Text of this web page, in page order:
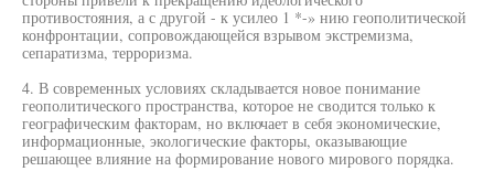
противостояния, а с другой - к усилео 1 *-» нию геополитической
конфронтации, сопровождающейся взрывом экстремизма,
сепаратизма, терроризма.
4. В современных условиях складывается новое понимание
геополитического пространства, которое не сводится только к
географическим факторам, но включает в себя экономические,
информационные, экологические факторы, оказывающие
решающее влияние на формирование нового мирового порядка.